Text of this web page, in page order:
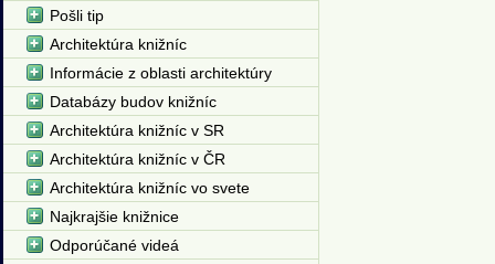
Pošli tip
Architektúra knižníc
Informácie z oblasti architektúry
Databázy budov knižníc
Architektúra knižníc v SR
Architektúra knižníc v ČR
Architektúra knižníc vo svete
Najkrajšie knižnice
Odporúčané videá